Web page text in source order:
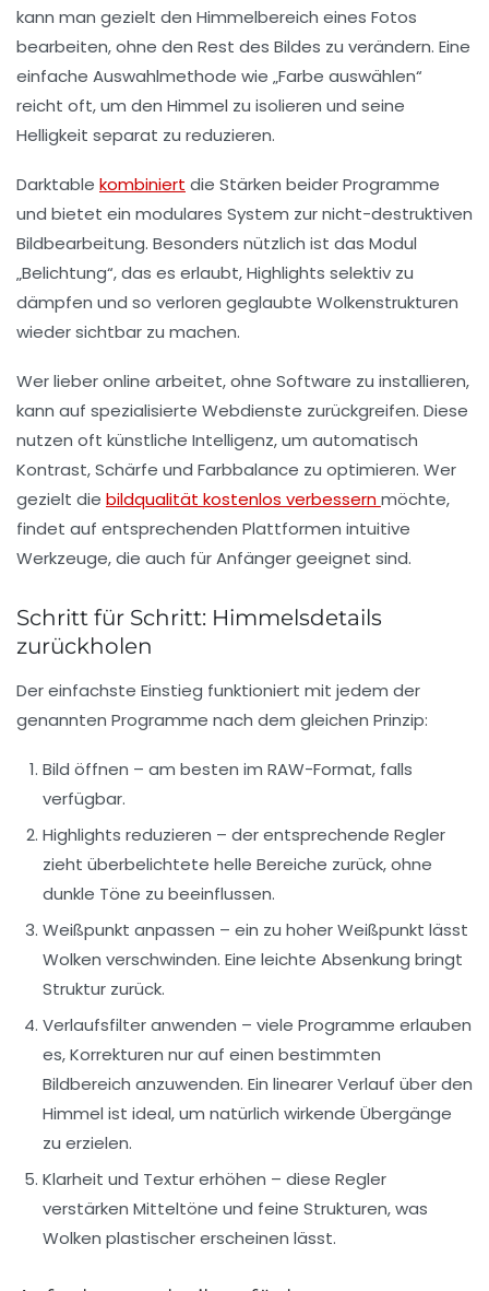
kann man gezielt den Himmelbereich eines Fotos
bearbeiten, ohne den Rest des Bildes zu verändern. Eine
einfache Auswahlmethode wie „Farbe auswählen“
reicht oft, um den Himmel zu isolieren und seine
Helligkeit separat zu reduzieren.
Darktable kombiniert die Stärken beider Programme
und bietet ein modulares System zur nicht-destruktiven
Bildbearbeitung. Besonders nützlich ist das Modul
„Belichtung“, das es erlaubt, Highlights selektiv zu
dämpfen und so verloren geglaubte Wolkenstrukturen
wieder sichtbar zu machen.
Wer lieber online arbeitet, ohne Software zu installieren,
kann auf spezialisierte Webdienste zurückgreifen. Diese
nutzen oft künstliche Intelligenz, um automatisch
Kontrast, Schärfe und Farbbalance zu optimieren. Wer
gezielt die bildqualität kostenlos verbessernmöchte,
findet auf entsprechenden Plattformen intuitive
Werkzeuge, die auch für Anfänger geeignet sind.
Schritt für Schritt: Himmelsdetails
zurückholen
Der einfachste Einstieg funktioniert mit jedem der
genannten Programme nach dem gleichen Prinzip:
Bild öffnen – am besten im RAW-Format, falls
verfügbar.
Highlights reduzieren – der entsprechende Regler
zieht überbelichtete helle Bereiche zurück, ohne
dunkle Töne zu beeinflussen.
Weißpunkt anpassen – ein zu hoher Weißpunkt lässt
Wolken verschwinden. Eine leichte Absenkung bringt
Struktur zurück.
Verlaufsfilter anwenden – viele Programme erlauben
es, Korrekturen nur auf einen bestimmten
Bildbereich anzuwenden. Ein linearer Verlauf über den
Himmel ist ideal, um natürlich wirkende Übergänge
zu erzielen.
Klarheit und Textur erhöhen – diese Regler
verstärken Mitteltöne und feine Strukturen, was
Wolken plastischer erscheinen lässt.